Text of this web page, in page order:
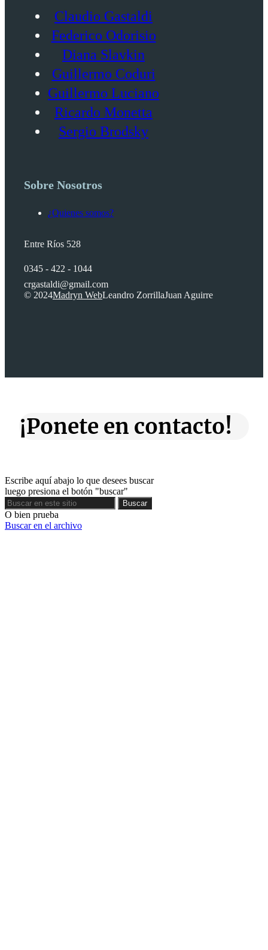
Claudio Gastaldi
Federico Odorisio
Diana Slavkin
Guillermo Coduri
Guillermo Luciano
Ricardo Monetta
Sergio Brodsky
Sobre Nosotros
¿Quienes somos?
Entre Ríos 528
0345 - 422 - 1044
crgastaldi@gmail.com
© 2024Madryn WebLeandro ZorrillaJuan Aguirre
¡Ponete en contacto!
Escribe aquí abajo lo que desees buscar
luego presiona el botón "buscar"
Buscar
Buscar
O bien prueba
Buscar en el archivo